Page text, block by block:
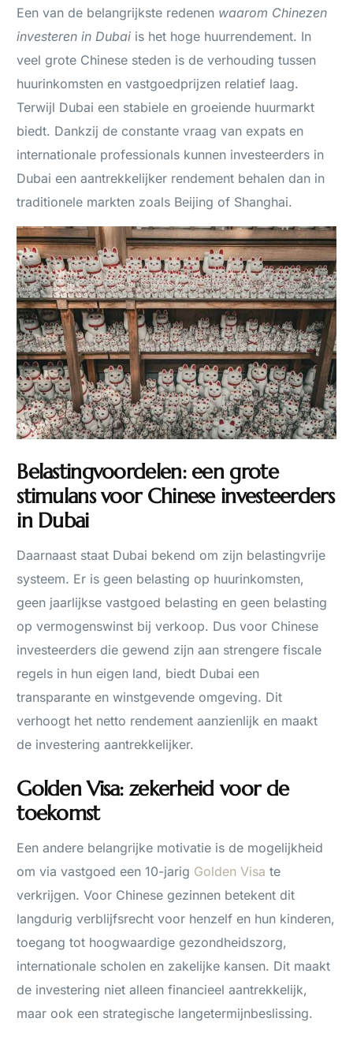
Een van de belangrijkste redenen waarom Chinezen
investeren in Dubai is het hoge huurrendement. In
veel grote Chinese steden is de verhouding tussen
huurinkomsten en vastgoedprijzen relatief laag.
Terwijl Dubai een stabiele en groeiende huurmarkt
biedt. Dankzij de constante vraag van expats en
internationale professionals kunnen investeerders in
Dubai een aantrekkelijker rendement behalen dan in
traditionele markten zoals Beijing of Shanghai.
Belastingvoordelen: een grote
stimulans voor Chinese investeerders
in Dubai
Daarnaast staat Dubai bekend om zijn belastingvrije
systeem. Er is geen belasting op huurinkomsten,
geen jaarlijkse vastgoed belasting en geen belasting
op vermogenswinst bij verkoop. Dus voor Chinese
investeerders die gewend zijn aan strengere fiscale
regels in hun eigen land, biedt Dubai een
transparante en winstgevende omgeving. Dit
verhoogt het netto rendement aanzienlijk en maakt
de investering aantrekkelijker.
Golden Visa: zekerheid voor de
toekomst
Een andere belangrijke motivatie is de mogelijkheid
om via vastgoed een 10-jarig Golden Visate
verkrijgen. Voor Chinese gezinnen betekent dit
langdurig verblijfsrecht voor henzelf en hun kinderen,
toegang tot hoogwaardige gezondheidszorg,
internationale scholen en zakelijke kansen. Dit maakt
de investering niet alleen financieel aantrekkelijk,
maar ook een strategische langetermijnbeslissing.